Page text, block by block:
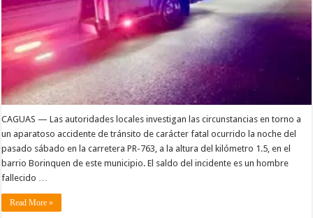
CAGUAS — Las autoridades locales investigan las circunstancias en torno a
un aparatoso accidente de tránsito de carácter fatal ocurrido la noche del
pasado sábado en la carretera PR-763, a la altura del kilómetro 1.5, en el
barrio Borinquen de este municipio. El saldo del incidente es un hombre
fallecido …
Read More »